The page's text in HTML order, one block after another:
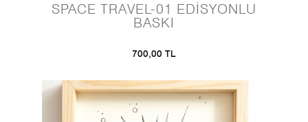
SPACE TRAVEL-01 EDİSYONLU
BASKI
700,00 TL